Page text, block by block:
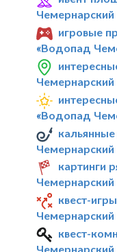
игровые
«Водопад
«Водопад
картинги
квест-
квест-